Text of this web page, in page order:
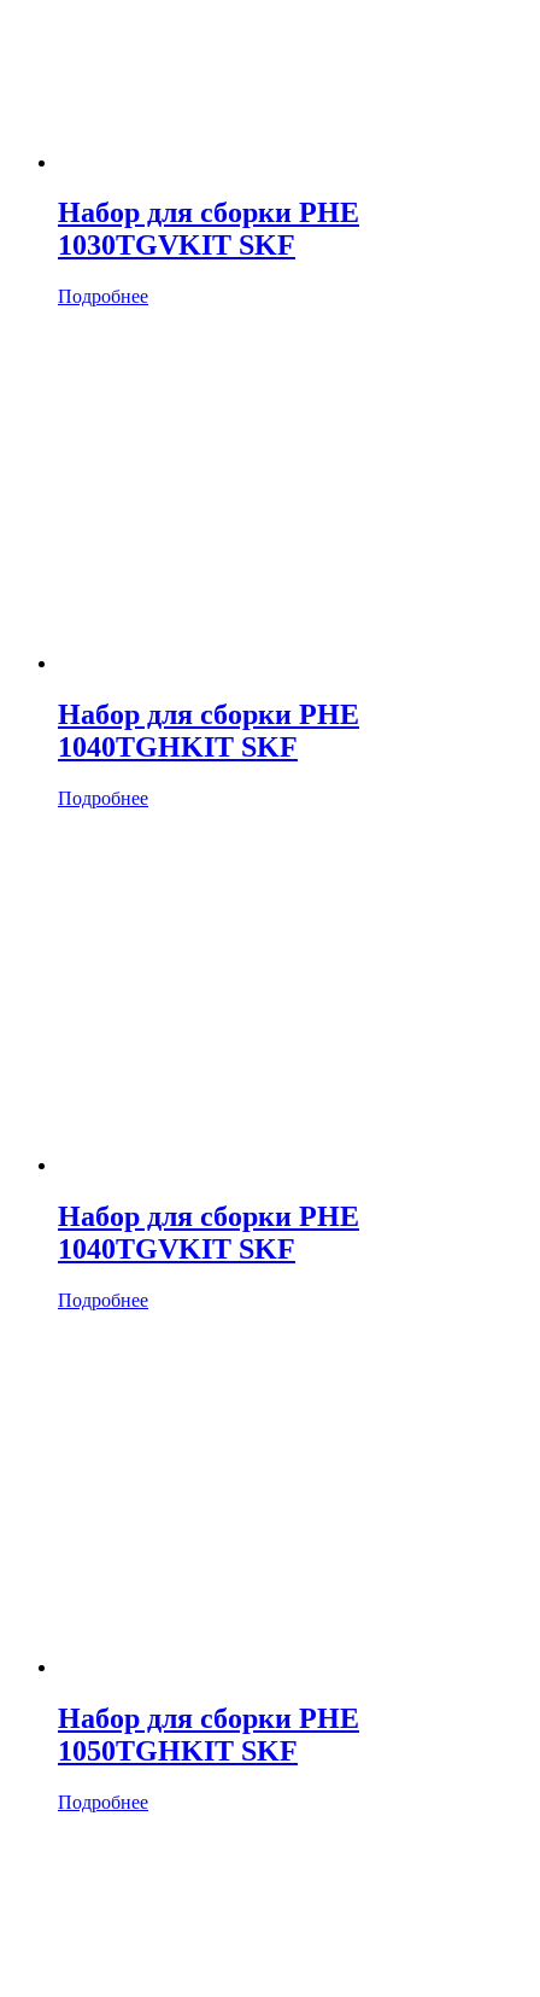
Набор для сборки PHE
1030TGVKIT SKF
Подробнее
Набор для сборки PHE
1040TGHKIT SKF
Подробнее
Набор для сборки PHE
1040TGVKIT SKF
Подробнее
Набор для сборки PHE
1050TGHKIT SKF
Подробнее